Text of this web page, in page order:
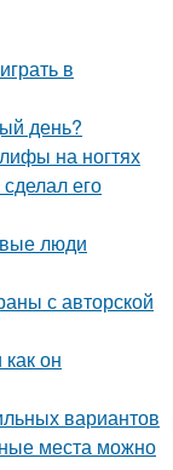
в
день?
на ногтях
его
люди
с авторской
он
вариантов
места можно